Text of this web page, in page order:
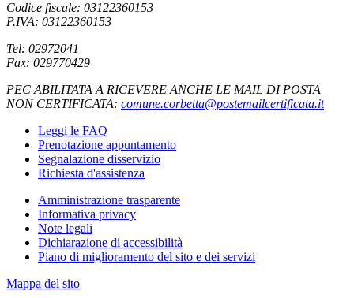
Codice fiscale: 03122360153
P.IVA: 03122360153
Tel: 02972041
Fax: 029770429
PEC ABILITATA A RICEVERE ANCHE LE MAIL DI POSTA
NON CERTIFICATA: comune.corbetta@postemailcertificata.it
Leggi le FAQ
Prenotazione appuntamento
Segnalazione disservizio
Richiesta d'assistenza
Amministrazione trasparente
Informativa privacy
Note legali
Dichiarazione di accessibilità
Piano di miglioramento del sito e dei servizi
Mappa del sito